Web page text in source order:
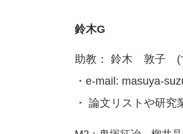
鈴木G
助教： 鈴木 敦子 (
・e-mail: masuya-
・ 論文リストや研